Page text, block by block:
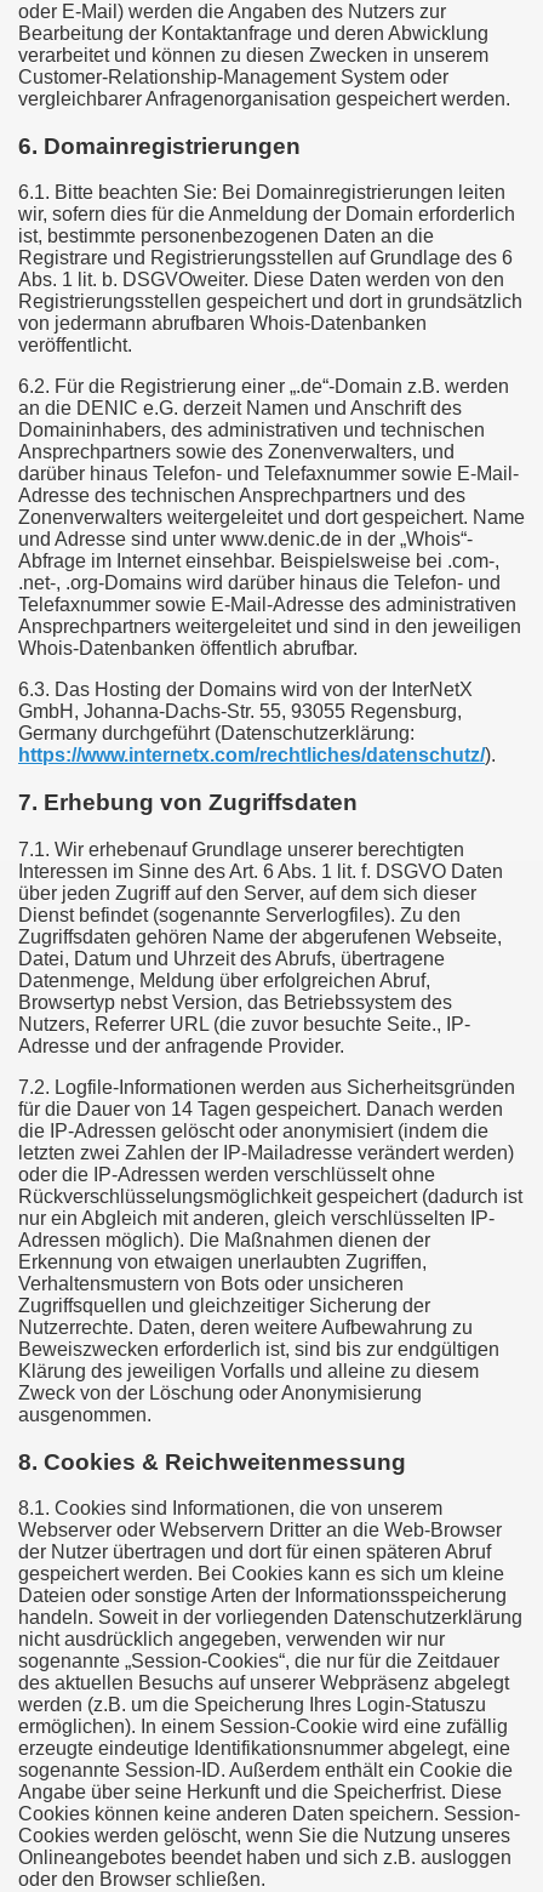
oder E-Mail) werden die Angaben des Nutzers zur
Bearbeitung der Kontaktanfrage und deren Abwicklung
verarbeitet und können zu diesen Zwecken in unserem
Customer-Relationship-Management System oder
vergleichbarer Anfragenorganisation gespeichert werden.
6. Domainregistrierungen
6.1. Bitte beachten Sie: Bei Domainregistrierungen leiten
wir, sofern dies für die Anmeldung der Domain erforderlich
ist, bestimmte personenbezogenen Daten an die
Registrare und Registrierungsstellen auf Grundlage des 6
Abs. 1 lit. b. DSGVOweiter. Diese Daten werden von den
Registrierungsstellen gespeichert und dort in grundsätzlich
von jedermann abrufbaren Whois-Datenbanken
veröffentlicht.
6.2. Für die Registrierung einer „.de“-Domain z.B. werden
an die DENIC e.G. derzeit Namen und Anschrift des
Domaininhabers, des administrativen und technischen
Ansprechpartners sowie des Zonenverwalters, und
darüber hinaus Telefon- und Telefaxnummer sowie E-Mail-
Adresse des technischen Ansprechpartners und des
Zonenverwalters weitergeleitet und dort gespeichert. Name
und Adresse sind unter www.denic.de in der „Whois“-
Abfrage im Internet einsehbar. Beispielsweise bei .com-,
.net-, .org-Domains wird darüber hinaus die Telefon- und
Telefaxnummer sowie E-Mail-Adresse des administrativen
Ansprechpartners weitergeleitet und sind in den jeweiligen
Whois-Datenbanken öffentlich abrufbar.
6.3. Das Hosting der Domains wird von der InterNetX
GmbH, Johanna-Dachs-Str. 55, 93055 Regensburg,
Germany durchgeführt (Datenschutzerklärung:
https://www.internetx.com/rechtliches/datenschutz/).
7. Erhebung von Zugriffsdaten
7.1. Wir erhebenauf Grundlage unserer berechtigten
Interessen im Sinne des Art. 6 Abs. 1 lit. f. DSGVO Daten
über jeden Zugriff auf den Server, auf dem sich dieser
Dienst befindet (sogenannte Serverlogfiles). Zu den
Zugriffsdaten gehören Name der abgerufenen Webseite,
Datei, Datum und Uhrzeit des Abrufs, übertragene
Datenmenge, Meldung über erfolgreichen Abruf,
Browsertyp nebst Version, das Betriebssystem des
Nutzers, Referrer URL (die zuvor besuchte Seite., IP-
Adresse und der anfragende Provider.
7.2. Logfile-Informationen werden aus Sicherheitsgründen
für die Dauer von 14 Tagen gespeichert. Danach werden
die IP-Adressen gelöscht oder anonymisiert (indem die
letzten zwei Zahlen der IP-Mailadresse verändert werden)
oder die IP-Adressen werden verschlüsselt ohne
Rückverschlüsselungsmöglichkeit gespeichert (dadurch ist
nur ein Abgleich mit anderen, gleich verschlüsselten IP-
Adressen möglich). Die Maßnahmen dienen der
Erkennung von etwaigen unerlaubten Zugriffen,
Verhaltensmustern von Bots oder unsicheren
Zugriffsquellen und gleichzeitiger Sicherung der
Nutzerrechte. Daten, deren weitere Aufbewahrung zu
Beweiszwecken erforderlich ist, sind bis zur endgültigen
Klärung des jeweiligen Vorfalls und alleine zu diesem
Zweck von der Löschung oder Anonymisierung
ausgenommen.
8. Cookies & Reichweitenmessung
8.1. Cookies sind Informationen, die von unserem
Webserver oder Webservern Dritter an die Web-Browser
der Nutzer übertragen und dort für einen späteren Abruf
gespeichert werden. Bei Cookies kann es sich um kleine
Dateien oder sonstige Arten der Informationsspeicherung
handeln. Soweit in der vorliegenden Datenschutzerklärung
nicht ausdrücklich angegeben, verwenden wir nur
sogenannte „Session-Cookies“, die nur für die Zeitdauer
des aktuellen Besuchs auf unserer Webpräsenz abgelegt
werden (z.B. um die Speicherung Ihres Login-Statuszu
ermöglichen). In einem Session-Cookie wird eine zufällig
erzeugte eindeutige Identifikationsnummer abgelegt, eine
sogenannte Session-ID. Außerdem enthält ein Cookie die
Angabe über seine Herkunft und die Speicherfrist. Diese
Cookies können keine anderen Daten speichern. Session-
Cookies werden gelöscht, wenn Sie die Nutzung unseres
Onlineangebotes beendet haben und sich z.B. ausloggen
oder den Browser schließen.